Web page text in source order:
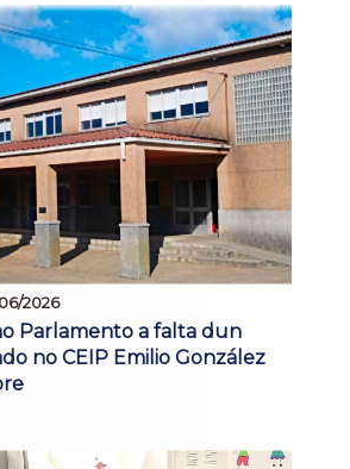
2026
Parlamento a falta dun
no CEIP Emilio González